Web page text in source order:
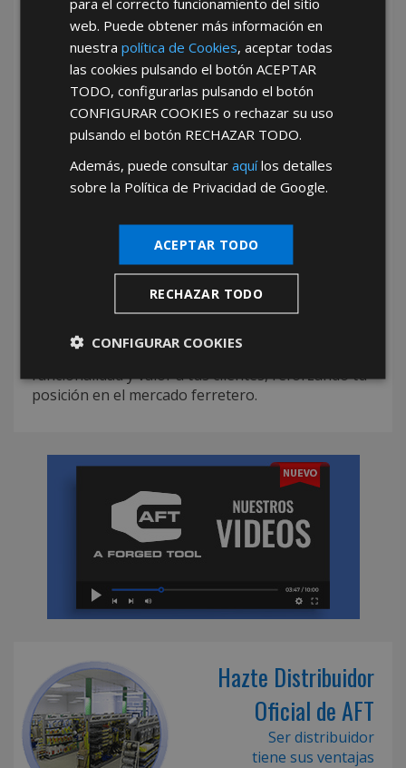
En AFT trabajamos día a día para sertu mejor
opción de mayorista de mangos para mazas
combinando calidad, variedad y un servicio
personalizado que se adapta a las necesidades
reales del mercado. Nos destacamos como
proveedor de mangos para mazas por la
nuestro catálogo y el compromiso con la
satisfacción del cliente. Como mayorista de
eficiente que asegura la entrega en tiempo y
forma. Si buscas mangos para mazas al por mayor
con respaldo técnico y comercial, en AFT
encontrarás un socio estratégico comprometido
con tu crecimiento. Nuestro objetivo es ayudarte a
consolidar tu negocio con productos que aportan
funcionalidad y valor a tus clientes, reforzando tu
posición en el mercado ferretero.
Hazte Distribuidor
Oficial de AFT
Ser distribuidor
tiene sus ventajas
web. Puede obtener más información en
nuestrapolítica de Cookies, aceptar todas
las cookies pulsando el botónACEPTAR
TODO, configurarlas pulsando el botón
CONFIGURAR COOKIES o rechazar su uso
pulsando el botón RECHAZAR TODO.
Además, puede consultaraquílos detalles
sobre la Política de Privacidad de Google.
ACEPTAR TODO
RECHAZAR TODO
CONFIGURAR COOKIES